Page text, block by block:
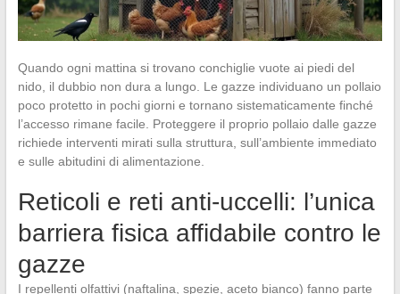
Quando ogni mattina si trovano conchiglie vuote ai piedi del
nido, il dubbio non dura a lungo. Le gazze individuano un pollaio
poco protetto in pochi giorni e tornano sistematicamente finché
l’accesso rimane facile. Proteggere il proprio pollaio dalle gazze
richiede interventi mirati sulla struttura, sull’ambiente immediato
e sulle abitudini di alimentazione.
Reticoli e reti anti-uccelli: l’unica
barriera fisica affidabile contro le
gazze
I repellenti olfattivi (naftalina, spezie, aceto bianco) fanno parte